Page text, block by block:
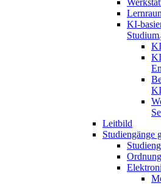
KI-
Studium
KI
Leitbild
Studiengänge